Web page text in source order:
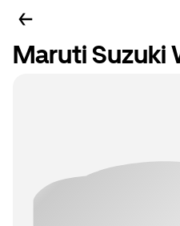
Maruti Suzuki